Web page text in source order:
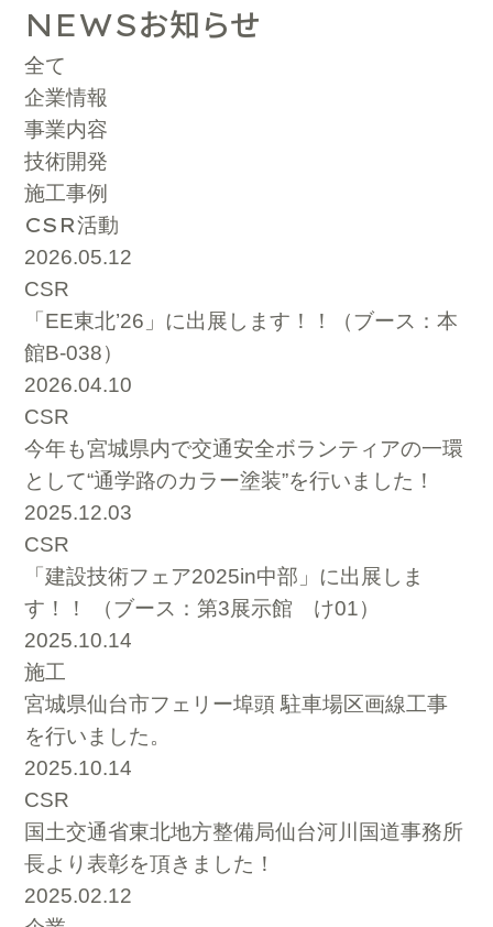
NEWSお知らせ
全て
企業情報
事業内容
技術開発
施工事例
CSR活動
2026.05.12
CSR
「EE東北’26」に出展します！！（ブース：本
館B-038）
2026.04.10
CSR
今年も宮城県内で交通安全ボランティアの一環
として“通学路のカラー塗装”を行いました！
2025.12.03
CSR
「建設技術フェア2025in中部」に出展しま
す！！ （ブース：第3展示館 け01）
2025.10.14
施工
宮城県仙台市フェリー埠頭 駐車場区画線工事
を行いました。
2025.10.14
CSR
国土交通省東北地方整備局仙台河川国道事務所
長より表彰を頂きました！
2025.02.12